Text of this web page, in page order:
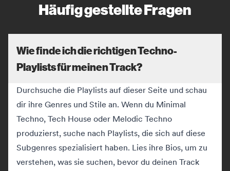
Häufig gestellte Fragen
Wie finde ich die richtigen Techno-
Playlists für meinen Track?
Durchsuche die Playlists auf dieser Seite und schau
dir ihre Genres und Stile an. Wenn du Minimal
Techno, Tech House oder Melodic Techno
produzierst, suche nach Playlists, die sich auf diese
Subgenres spezialisiert haben. Lies ihre Bios, um zu
verstehen, was sie suchen, bevor du deinen Track